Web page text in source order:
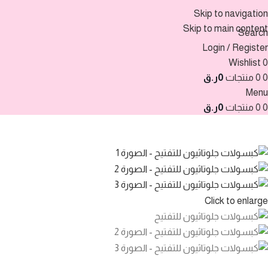
Skip to navigation
Skip to main content
Search
Login / Register
0
Wishlist
0 0 منتجات 0ر.ق
Menu
0 0 منتجات 0ر.ق
Click to enlarge